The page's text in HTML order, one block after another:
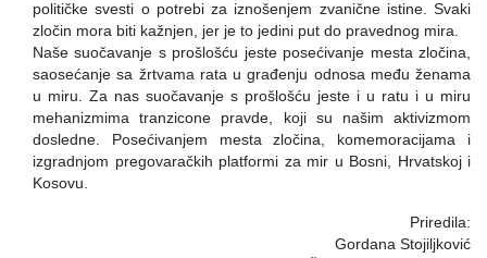
političke svesti o potrebi za iznošenjem zvanične istine. Svaki
zločin mora biti kažnjen, jer je to jedini put do pravednog mira.
Naše suočavanje s prošlošću jeste posećivanje mesta zločina,
saosećanje sa žrtvama rata u građenju odnosa među ženama
u miru. Za nas suočavanje s prošlošću jeste i u ratu i u miru
mehanizmima tranzicone pravde, koji su našim aktivizmom
dosledne. Posećivanjem mesta zločina, komemoracijama i
izgradnjom pregovaračkih platformi za mir u Bosni, Hrvatskoj i
Kosovu.
Priredila:
Gordana Stojiljković